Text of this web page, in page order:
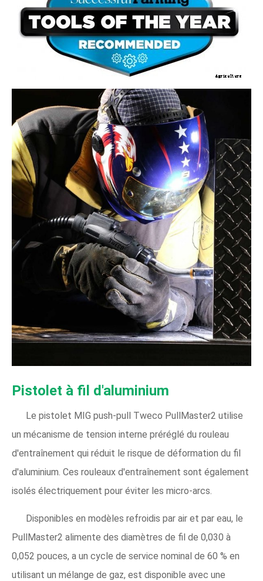
Pistolet à fil d'aluminium
Le pistolet MIG push-pull Tweco PullMaster2 utilise
un mécanisme de tension interne préréglé du rouleau
d'entraînement qui réduit le risque de déformation du fil
d'aluminium. Ces rouleaux d'entraînement sont également
isolés électriquement pour éviter les micro-arcs.
Disponibles en modèles refroidis par air et par eau, le
PullMaster2 alimente des diamètres de fil de 0,030 à
0,052 pouces, a un cycle de service nominal de 60 % en
utilisant un mélange de gaz, est disponible avec une